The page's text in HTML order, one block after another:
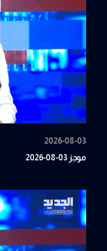
2026-08-03
موجز 03-08-2026